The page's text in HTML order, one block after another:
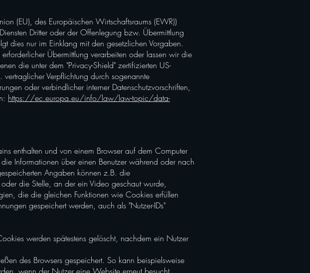
(EU), des Europäischen Wirtschaftsraums (EWR))
Dritter oder der Offenlegung bzw. Übermittlung
dies nur im Einklang mit den gesetzlichen Vorgaben.
Übermittlung verarbeiten oder lassen wir die
die unter dem "Privacy-Shield" zertifizierten US-
Verpflichtung durch sogenannte
oder verbindlicher interner Datenschutzvorschriften,
https://ec.europa.eu/info/law/law-topic/data-
enthalten und von einem Browser auf dem Computer
Informationen über einen Benutzer während oder nach
Angaben können z.B. die
die Stelle, an der ein Video geschaut wurde,
die die gleichen Funktionen wie Cookies erfüllen
gespeichert werden, auch als "Nutzer-IDs"
werden spätestens gelöscht, nachdem ein Nutzer
des Browsers gespeichert. So kann beispielsweise